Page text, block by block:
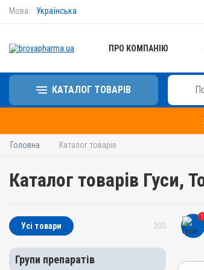
Мова: Українська
ПРО КОМПАНІЮ
КАТАЛОГ ТОВАРІВ
Головна Каталог товарів
Каталог товарів Гуси,
Усі товари 300
Групи препаратів
1